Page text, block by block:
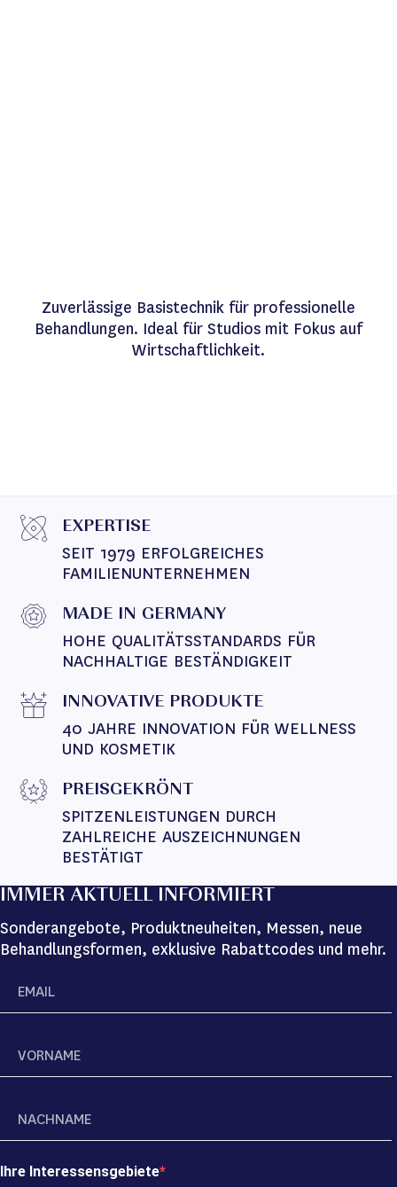
Zuverlässige Basistechnik für professionelle
Behandlungen. Ideal für Studios mit Fokus auf
Wirtschaftlichkeit.
EXPERTISE
SEIT 1979 ERFOLGREICHES
FAMILIENUNTERNEHMEN
MADE IN GERMANY
HOHE QUALITÄTSSTANDARDS FÜR
NACHHALTIGE BESTÄNDIGKEIT
INNOVATIVE PRODUKTE
40 JAHRE INNOVATION FÜR WELLNESS
UND KOSMETIK
PREISGEKRÖNT
SPITZENLEISTUNGEN DURCH
ZAHLREICHE AUSZEICHNUNGEN
BESTÄTIGT
IMMER AKTUELL INFORMIERT
Sonderangebote, Produktneuheiten, Messen, neue
Behandlungsformen, exklusive Rabattcodes und mehr.
Ihre Interessensgebiete